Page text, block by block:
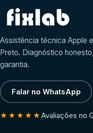
Assistência técnica Apple
Preto. Diagnóstico
garantia.
Falar no WhatsApp
★★★★★Avaliações no